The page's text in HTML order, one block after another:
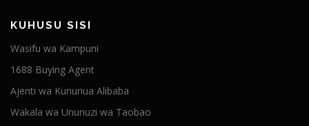
KUHUSU SISI
Wasifu wa Kampuni
1688 Buying Agent
Ajenti wa Kununua Alibaba
Wakala wa Ununuzi wa Taobao